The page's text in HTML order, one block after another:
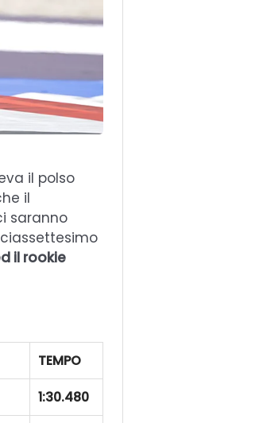
il polso
il
saranno
il rookie
TEMPO
1:30.480